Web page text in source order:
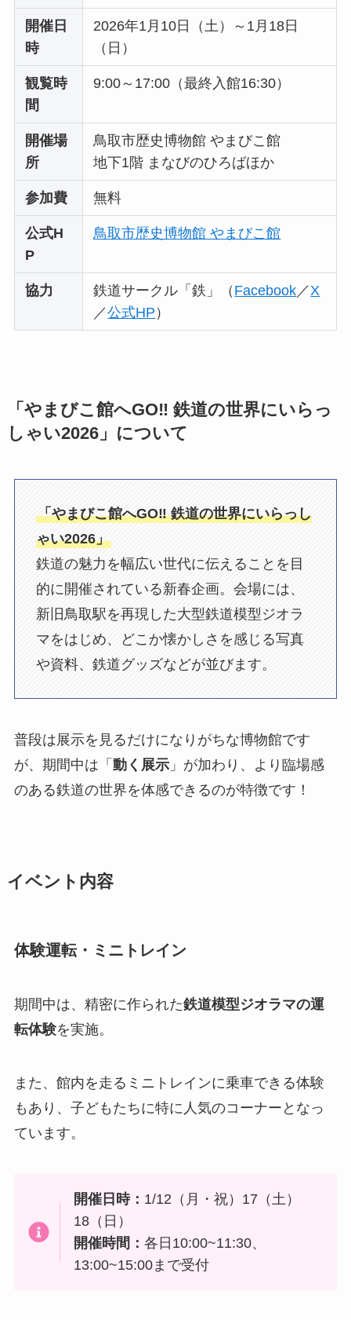
開催日
時
2026年1月10日（土）～1月18日
（日）
観覧時
間
9:00～17:00（最終入館16:30）
開催場
所
鳥取市歴史博物館 やまびこ館
地下1階 まなびのひろばほか
参加費 無料
公式H
P
鳥取市歴史博物館 やまびこ館
協力 鉄道サークル「鉄」（ Facebook／X
／公式HP ）
「やまびこ館へGO‼ 鉄道の世界にいらっ
しゃい2026」について
「やまびこ館へGO‼ 鉄道の世界にいらっし
ゃい2026」
鉄道の魅力を幅広い世代に伝えることを目
的に開催されている新春企画。会場には、
新旧鳥取駅を再現した大型鉄道模型ジオラ
マをはじめ、どこか懐かしさを感じる写真
や資料、鉄道グッズなどが並びます。
普段は展示を見るだけになりがちな博物館です
が、期間中は「 動く展示」が加わり、より臨場感
のある鉄道の世界を体感できるのが特徴です！
イベント内容
体験運転・ミニトレイン
期間中は、精密に作られた鉄道模型ジオラマの運
転体験を実施。
また、館内を走るミニトレインに乗車できる体験
もあり、子どもたちに特に人気のコーナーとなっ
ています。
開催日時： 1/12（月・祝）17（土）
18（日）
開催時間：各日10:00~11:30、
13:00~15:00まで受付